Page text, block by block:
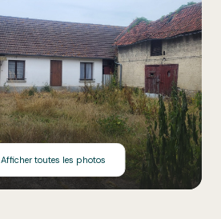
Afficher toutes les photos